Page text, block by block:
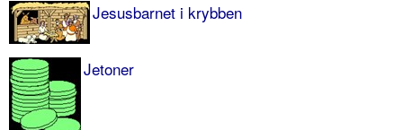
Jesusbarnet i krybben
Jetoner